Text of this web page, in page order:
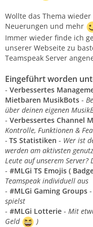
Wollte das Thema
Neuerungen und mehr
Immer wieder finde ich
unserer Webseite zu
Teamspeak Server
Eingeführt worden
- Verbessertes
Mietbaren MusikBots -
über deinen eigenen
- Verbessertes Channel
Kontrolle, Funktionen &
- TS Statistiken - Wer ist
werden am aktivsten
Leute auf unserem
- #MLGi TS Emojis (
Teamspeak individuell aus
- #MLGi Gaming Groups -
spielst
- #MLGi Lotterie - Mit
Geld
)